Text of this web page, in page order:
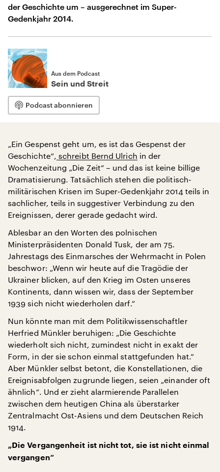
der Geschichte um – ausgerechnet im Super-
Gedenkjahr 2014.
Aus dem Podcast
Sein und Streit
Podcast abonnieren
„Ein Gespenst geht um, es ist das Gespenst der
Geschichte“, schreibt Bernd Ulrich in der
Wochenzeitung „Die Zeit“ – und das ist keine billige
Dramatisierung. Tatsächlich stehen die politisch-
militärischen Krisen im Super-Gedenkjahr 2014 teils in
sachlicher, teils in suggestiver Verbindung zu den
Ereignissen, derer gerade gedacht wird.
Ablesbar an den Worten des polnischen
Ministerpräsidenten Donald Tusk, der am 75.
Jahrestags des Einmarsches der Wehrmacht in Polen
beschwor: „Wenn wir heute auf die Tragödie der
Ukrainer blicken, auf den Krieg im Osten unseres
Kontinents, dann wissen wir, dass der September
1939 sich nicht wiederholen darf.“
Nun könnte man mit dem Politikwissenschaftler
Herfried Münkler beruhigen: „Die Geschichte
wiederholt sich nicht, zumindest nicht in exakt der
Form, in der sie schon einmal stattgefunden hat.“
Aber Münkler selbst betont, die Konstellationen, die
Ereignisabfolgen zugrunde liegen, seien „einander oft
ähnlich“. Und er zieht alarmierende Parallelen
zwischen dem heutigen China als überstarker
Zentralmacht Ost-Asiens und dem Deutschen Reich
1914.
„Die Vergangenheit ist nicht tot, sie ist nicht einmal
vergangen“